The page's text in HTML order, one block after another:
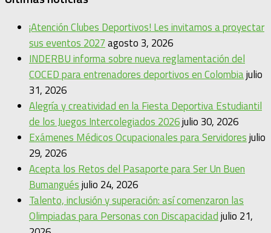
¡Atención Clubes Deportivos! Les invitamos a proyectar
sus eventos 2027agosto 3, 2026
INDERBU informa sobre nueva reglamentación del
COCED para entrenadores deportivos en Colombiajulio
31, 2026
Alegría y creatividad en la Fiesta Deportiva Estudiantil
de los Juegos Intercolegiados 2026julio 30, 2026
Exámenes Médicos Ocupacionales para Servidoresjulio
29, 2026
Acepta los Retos del Pasaporte para Ser Un Buen
Bumanguésjulio 24, 2026
Talento, inclusión y superación: así comenzaron las
Olimpiadas para Personas con Discapacidadjulio 21,